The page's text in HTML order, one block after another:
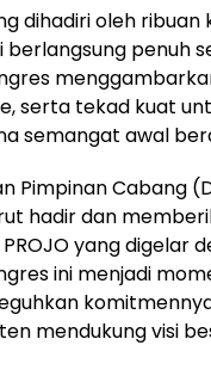
dihadiri oleh
berlangsung penuh
serta tekad kuat
semangat awal
Pimpinan Cabang
hadir dan
PROJO yang digelar
ini menjadi
mendukung visi